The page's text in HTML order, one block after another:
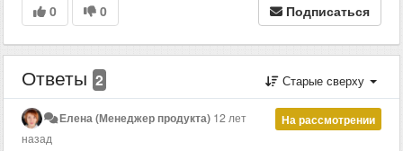
0 0 Подписаться
Ответы 2 Старые сверху
На рассмотрении
Елена (Менеджер продукта) 12 лет
назад